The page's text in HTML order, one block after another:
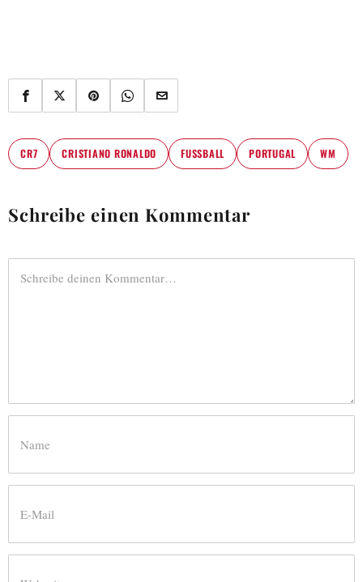
CR7 CRISTIANO RONALDO FUSSBALL PORTUGAL WM
Schreibe einen Kommentar